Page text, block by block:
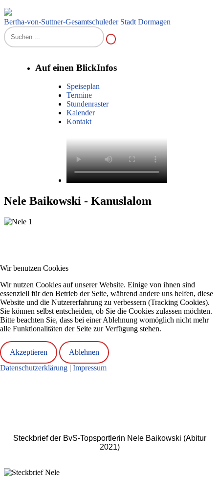
Bertha-von-Suttner-Gesamtschuleder Stadt Dormagen
Auf einen BlickInfos
Speiseplan
Termine
Stundenraster
Kalender
Kontakt
Nele Baikowski - Kanuslalom
Steckbrief der BvS-Topsportlerin Nele Baikowski (Abitur
2021)
Wir benutzen Cookies
Wir nutzen Cookies auf unserer Website. Einige von ihnen sind
essenziell für den Betrieb der Seite, während andere uns helfen, diese
Website und die Nutzererfahrung zu verbessern (Tracking Cookies).
Sie können selbst entscheiden, ob Sie die Cookies zulassen möchten.
Bitte beachten Sie, dass bei einer Ablehnung womöglich nicht mehr
alle Funktionalitäten der Seite zur Verfügung stehen.
Akzeptieren
Ablehnen
Datenschutzerklärung | Impressum